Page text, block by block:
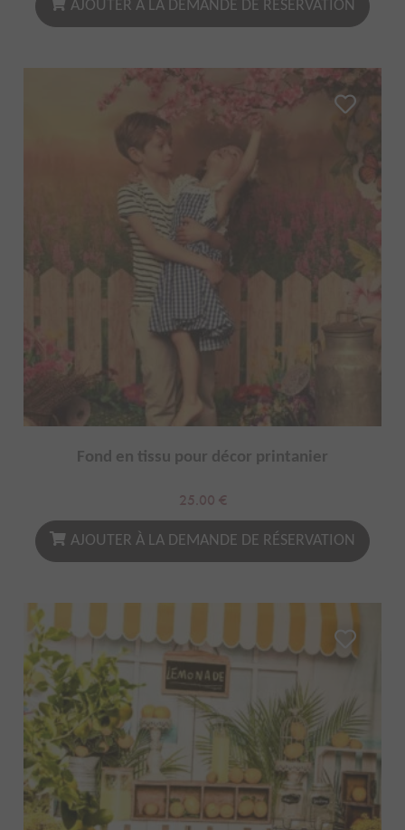
AJOUTER À LA DEMANDE DE RÉSERVATION
Fond en tissu pour décor printanier
25.00 €
AJOUTER À LA DEMANDE DE RÉSERVATION